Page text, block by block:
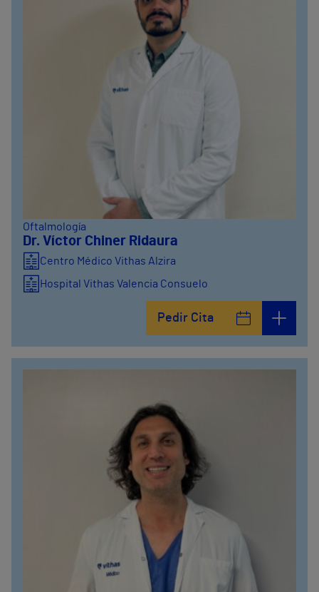
Oftalmología
Dr. Víctor Chiner Ridaura
Centro Médico Vithas Alzira
Hospital Vithas Valencia Consuelo
Pedir Cita